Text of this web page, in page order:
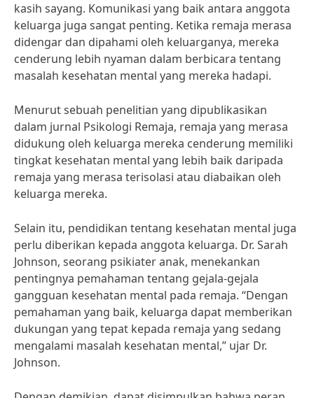
kasih sayang. Komunikasi yang baik antara anggota
keluarga juga sangat penting. Ketika remaja merasa
didengar dan dipahami oleh keluarganya, mereka
cenderung lebih nyaman dalam berbicara tentang
masalah kesehatan mental yang mereka hadapi.
Menurut sebuah penelitian yang dipublikasikan
dalam jurnal Psikologi Remaja, remaja yang merasa
didukung oleh keluarga mereka cenderung memiliki
tingkat kesehatan mental yang lebih baik daripada
remaja yang merasa terisolasi atau diabaikan oleh
keluarga mereka.
Selain itu, pendidikan tentang kesehatan mental juga
perlu diberikan kepada anggota keluarga. Dr. Sarah
Johnson, seorang psikiater anak, menekankan
pentingnya pemahaman tentang gejala-gejala
gangguan kesehatan mental pada remaja. “Dengan
pemahaman yang baik, keluarga dapat memberikan
dukungan yang tepat kepada remaja yang sedang
mengalami masalah kesehatan mental,” ujar Dr.
Johnson.